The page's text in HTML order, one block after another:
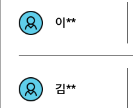
이**
김**